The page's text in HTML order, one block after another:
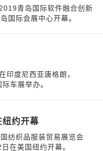
青岛国际软件融合创新
国际会展中心开幕。
印度尼西亚唐格朗，
车展举办。
纽约开幕
纺织品服装贸易展览会
日在美国纽约开幕。